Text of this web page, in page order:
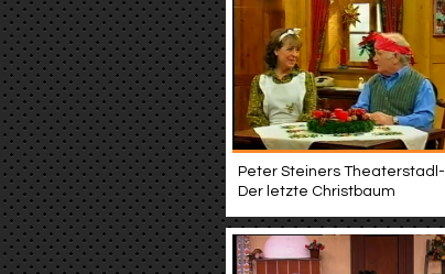
Peter Steiners Theaterstadl-
Der letzte Christbaum